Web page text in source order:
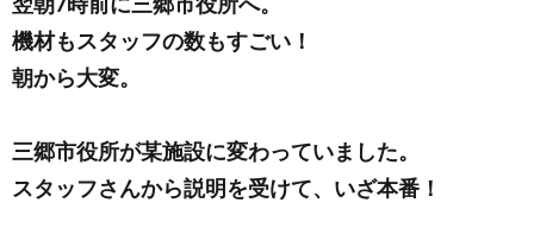
機材もスタッフの数もすごい！
朝から大変。
三郷市役所が某施設に変わっていました。
スタッフさんから説明を受けて、いざ本番！